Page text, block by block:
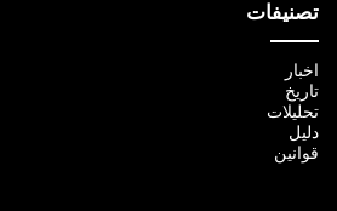
تصنيفات
اخبار
تاريخ
تحليلات
دليل
قوانين